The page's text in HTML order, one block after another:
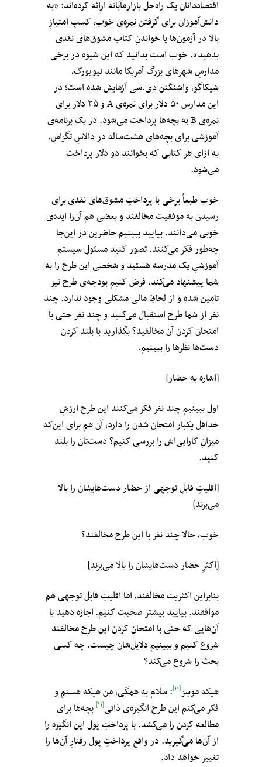
اقتصاددانان یک راه‌حل بازارمآبانه ارائه کرده‌اند: «به
دانش‌آموزان برای گرفتن نمره‌‌ی خوب، کسبِ امتیاز‌ِ
بالا در آزمون‌ها یا خواندنِ کتاب مشوق‌های نقدی
بدهید». خوب است بدانید که این شیوه در برخی
مدارسِ شهرهای بزرگ آمریکا مانند نیویورک،
شیکاگو، واشنگتن دی.سی آزمایش شده است؛ در
این مدارس ۵۰ دلار برای نمره‌ی A و ۳۵ دلار برای
نمره‌ی B به بچه‌ها پرداخت می‌شود. در یک برنامه‌ی
آموزشی برای بچه‌های هشت‌ساله در دالاسِ تگزاس،
به ازای هر کتابی که بخوانند دو دلار پرداخت
می‌شود.
خوب طبعاً برخی با پرداختِ مشوق‌های نقدی برای
رسیدن به موفقیت مخالفند و بعضی هم آن‌را ایده‌ی
خوبی می‌دانند. بیایید ببینیم حاضرین در این‌جا
چه‌طور فکر می‌کنند. تصور کنید مسئولِ سیستم
آموزشیِ یک مدرسه هستید و شخصی این طرح را به
شما پیشنهاد می‌کند. فرض کنیم بودجه‌ی طرح نیز
تامین شده و از لحاظِ مالی مشکلی وجود ندارد. چند
نفر از شما طرح استقبال می‌کنید و چند نفر حتی با
امتحان کردن آن مخالفید؟ بگذارید با بلند کردن
دست‌ها نظرها را ببینیم.
[اشاره به حضار]
اول ببینیم چند نفر فکر می‌کنند این طرح ارزشِ
حداقل یکبار امتحان شدن را دارد، آن‌ هم برای این‌که
میزانِ کارایی‌اش را بررسی کنیم؟ دست‌تان را بلند
کنید.
[اقلیتِ قابلِ توجهی از حضار دست‌هایشان را بالا
می‌برند]
خوب، حالا چند نفر با این طرح مخالفند؟
[اکثرِ حضار دست‌هایشان را بالا می‌برند]
بنابراین اکثریت مخالفند، اما اقلیتِ قابل توجهی هم
موافقند. بیایید بیشتر صحبت کنیم. اجازه دهید با
آن‌هایی که حتی با امتحان کردن این طرح مخالفند
شروع کنیم و ببینیم دلایل‌شان چیست. چه کسی
بحث را شروع می‌کند؟
هیکه موسِز[۱۰]: سلام به همگی، من هیکه هستم و
فکر می‌کنم این طرح انگیزه‌ی ذاتی[۱۱] بچه‌ها برای
مطالعه کردن را می‌کشد. با پرداختِ پول این انگیزه را
از آن‌ها می‌گیرید. در واقع پرداختِ پول رفتارِ آن‌ها را
تغییر خواهد داد.